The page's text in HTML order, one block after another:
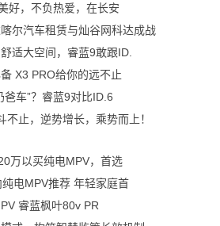
好，不负热爱，在长安
尔汽车租赁与灿谷网科达成战
适大空间，睿蓝9敢跟ID.
X3 PRO给你的远不止
爸车”？睿蓝9对比ID.6
不止，逆势增长，乘势而上！
万以买纯电MPV，首选
电MPV推荐 年轻家庭首
睿蓝枫叶80v PR